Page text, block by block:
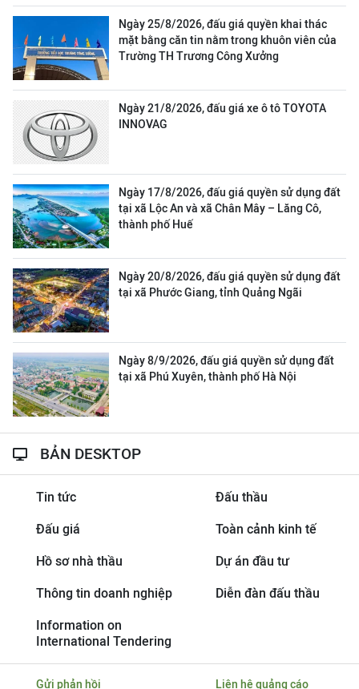
Ngày 25/8/2026, đấu giá quyền khai thác
mặt bằng căn tin nằm trong khuôn viên của
Trường TH Trương Công Xưởng
Ngày 21/8/2026, đấu giá xe ô tô TOYOTA
INNOVAG
Ngày 17/8/2026, đấu giá quyền sử dụng đất
tại xã Lộc An và xã Chân Mây – Lăng Cô,
thành phố Huế
Ngày 20/8/2026, đấu giá quyền sử dụng đất
tại xã Phước Giang, tỉnh Quảng Ngãi
Ngày 8/9/2026, đấu giá quyền sử dụng đất
tại xã Phú Xuyên, thành phố Hà Nội
BẢN DESKTOP
Tin tức Đấu thầu
Đấu giá Toàn cảnh kinh tế
Hồ sơ nhà thầu Dự án đầu tư
Thông tin doanh nghiệp Diễn đàn đấu thầu
Information on
International Tendering
Gửi phản hồi Liên hệ quảng cáo